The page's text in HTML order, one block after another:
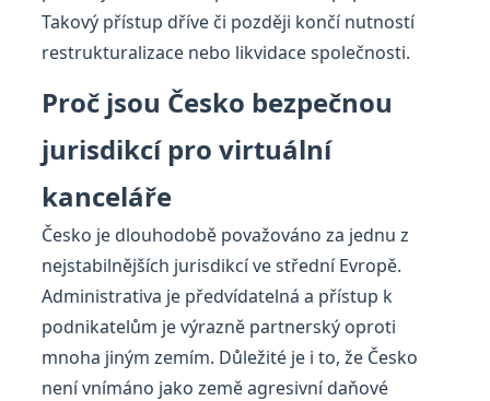
Takový přístup dříve či později končí nutností
restrukturalizace nebo likvidace společnosti.
Proč jsou Česko bezpečnou
jurisdikcí pro virtuální
kanceláře
Česko je dlouhodobě považováno za jednu z
nejstabilnějších jurisdikcí ve střední Evropě.
Administrativa je předvídatelná a přístup k
podnikatelům je výrazně partnerský oproti
mnoha jiným zemím. Důležité je i to, že Česko
není vnímáno jako země agresivní daňové